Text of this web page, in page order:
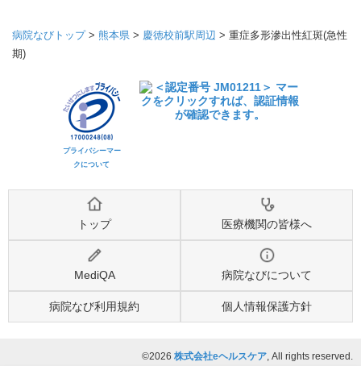
病院なびトップ> 熊本県 > 慶徳校前駅周辺 > 重症多形滲出性紅斑(急性
期)
プライバシーマー
クについて
トップ 医療機関の皆様へ
MediQA 病院なびについて
病院なび利用規約 個人情報保護方針
©2026 株式会社eヘルスケア, All rights reserved.